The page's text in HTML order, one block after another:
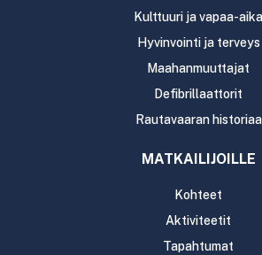
Kulttuuri ja vapaa-aika
Hyvinvointi ja terveys
Maahanmuuttajat
Defibrillaattorit
Rautavaaran historiaa
MATKAILIJOILLE
Kohteet
Aktiviteetit
Tapahtumat